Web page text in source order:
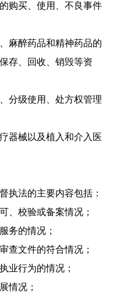
买、使用、不良事件
醉药品和精神药品的
存、回收、销毁等资
级使用、处方权管理
械以及植入和介入医
法的主要内容包括：
校验或备案情况；
的情况；
文件的符合情况；
行为的情况；
情况；